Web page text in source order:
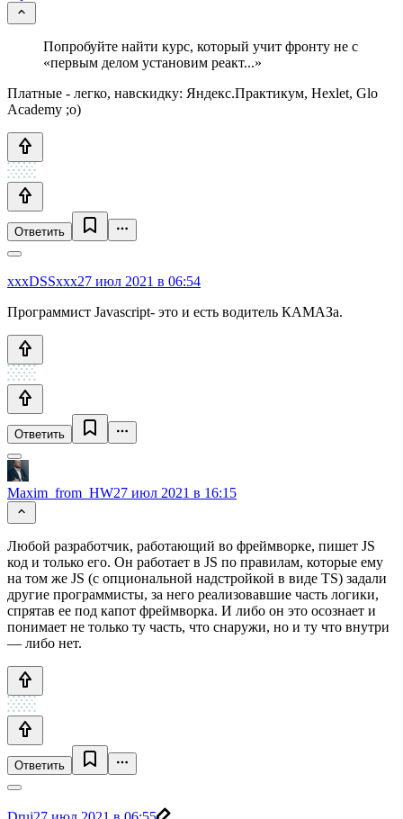
Попробуйте найти курс, который учит фронту не с
«первым делом установим реакт...»
Платные - легко, навскидку: Яндекс.Практикум, Hexlet, Glo
Academy ;o)
Ответить
xxxDSSxxx27 июл 2021 в 06:54
Программист Javascript- это и есть водитель КАМАЗа.
Ответить
Maxim_from_HW27 июл 2021 в 16:15
Любой разработчик, работающий во фреймворке, пишет JS
код и только его. Он работает в JS по правилам, которые ему
на том же JS (с опциональной надстройкой в виде TS) задали
другие программисты, за него реализовавшие часть логики,
спрятав ее под капот фреймворка. И либо он это осознает и
понимает не только ту часть, что снаружи, но и ту что внутри
— либо нет.
Ответить